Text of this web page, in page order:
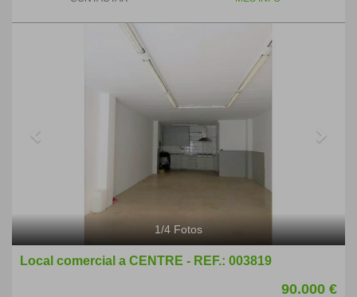
1/4 Fotos
Local comercial a CENTRE - REF.: 003819
90.000 €